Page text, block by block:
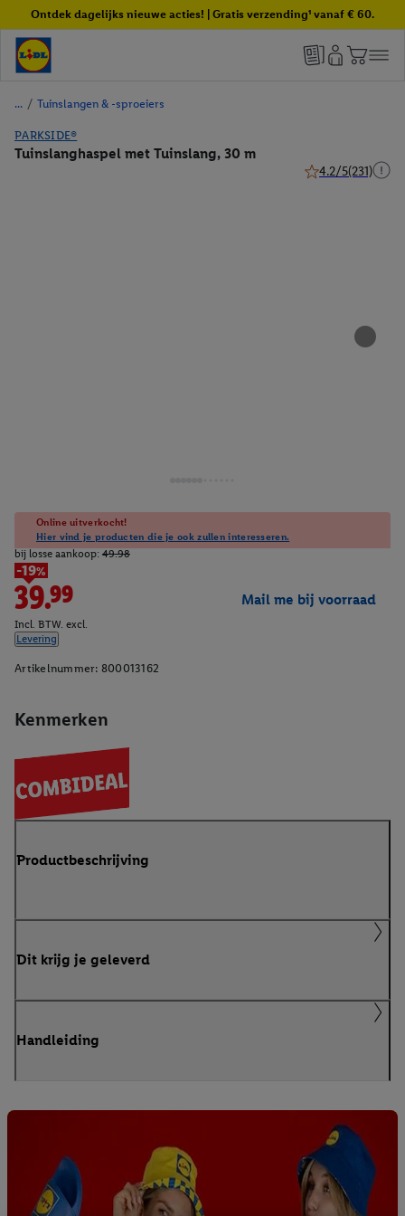
Ontdek dagelijks nieuwe acties! | Gratis verzending¹ vanaf € 60.
/ Tuinslangen & -sproeiers
PARKSIDE®
Tuinslanghaspel met Tuinslang, 30 m
4.2/5(231)
Kenmerken
Online uitverkocht!
Hier vind je producten die je ook zullen interesseren.
bij losse aankoop: 49.98
-19%
39.99
Incl. BTW. excl.
Levering
Mail me bij voorraad
Artikelnummer: 800013162
Productbeschrijving
Dit krijg je geleverd
Handleiding